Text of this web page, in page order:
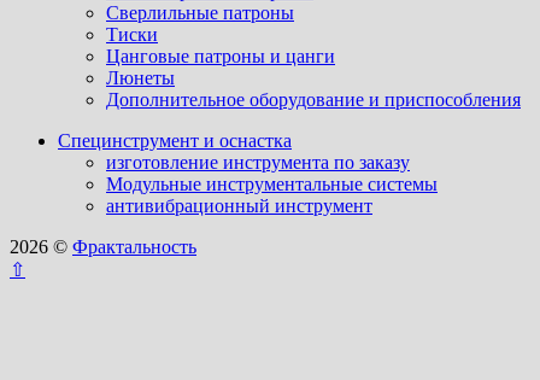
Сверлильные патроны
Тиски
Цанговые патроны и цанги
Люнеты
Дополнительное оборудование и приспособления
Специнструмент и оснастка
изготовление инструмента по заказу
Модульные инструментальные системы
антивибрационный инструмент
2026 © Фрактальность
⇧